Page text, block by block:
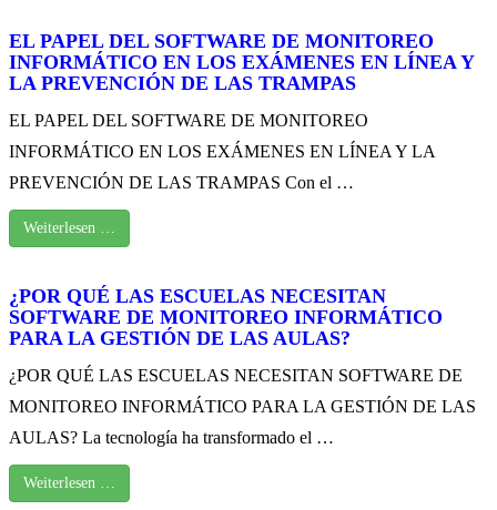
EL PAPEL DEL SOFTWARE DE MONITOREO
INFORMÁTICO EN LOS EXÁMENES EN LÍNEA Y
LA PREVENCIÓN DE LAS TRAMPAS
EL PAPEL DEL SOFTWARE DE MONITOREO
INFORMÁTICO EN LOS EXÁMENES EN LÍNEA Y LA
PREVENCIÓN DE LAS TRAMPAS Con el …
Weiterlesen …
¿POR QUÉ LAS ESCUELAS NECESITAN
SOFTWARE DE MONITOREO INFORMÁTICO
PARA LA GESTIÓN DE LAS AULAS?
¿POR QUÉ LAS ESCUELAS NECESITAN SOFTWARE DE
MONITOREO INFORMÁTICO PARA LA GESTIÓN DE LAS
AULAS? La tecnología ha transformado el …
Weiterlesen …